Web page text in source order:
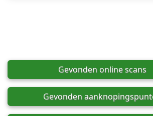
Gevonden online scans
Gevonden